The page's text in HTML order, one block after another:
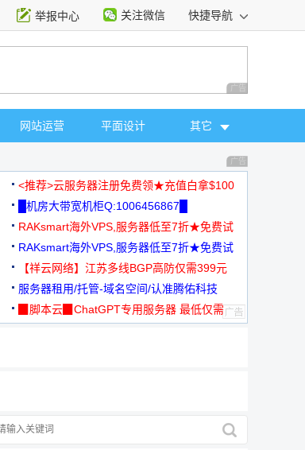
举报中心 关注微信 快捷导航
广告 商业广告，理
网站运营 平面设计 其它
广告 商业广告，理
<推荐>云服务器注册免费领★充值白拿$100
█机房大带宽机柜Q:1006456867█
RAKsmart海外VPS,服务器低至7折★免费试
用★
RAKsmart海外VPS,服务器低至7折★免费试
用★
【祥云网络】江苏多线BGP高防仅需399元
服务器租用/托管-域名空间/认准腾佑科技
▉脚本云▉ChatGPT专用服务器 最低仅需